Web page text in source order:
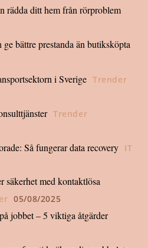
rädda ditt hem från rörproblem
bättre prestanda än butiksköpta
i Sverige Trender
Trender
Så fungerar data recovery IT
säkerhet med kontaktlösa
05/08/2025
jobbet – 5 viktiga åtgärder